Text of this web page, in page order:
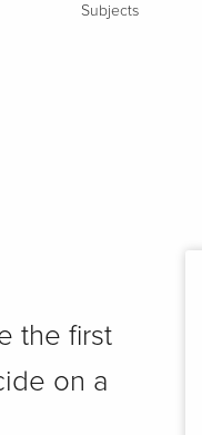
Subjects
the first
on a